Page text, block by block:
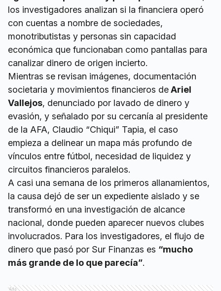
los investigadores analizan si la financiera operó
con cuentas a nombre de sociedades,
monotributistas y personas sin capacidad
económica que funcionaban como pantallas para
canalizar dinero de origen incierto.
Mientras se revisan imágenes, documentación
societaria y movimientos financieros deAriel
Vallejos, denunciado por lavado de dinero y
evasión, y señalado por su cercanía al presidente
de la AFA, Claudio “Chiqui” Tapia, el caso
empieza a delinear un mapa más profundo de
vínculos entre fútbol, necesidad de liquidez y
circuitos financieros paralelos.
A casi una semana de los primeros allanamientos,
la causa dejó de ser un expediente aislado y se
transformó en una investigación de alcance
nacional, donde pueden aparecer nuevos clubes
involucrados. Para los investigadores, el flujo de
dinero que pasó por Sur Finanzas es “mucho
más grande de lo que parecía”.
Ads